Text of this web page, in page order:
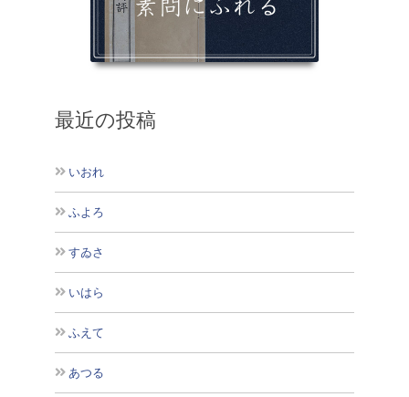
最近の投稿
いおれ
ふよろ
すゐさ
いはら
ふえて
あつる